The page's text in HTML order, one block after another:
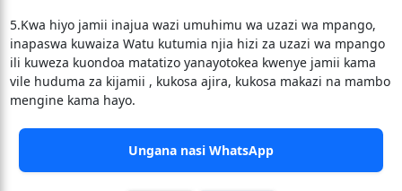
5.Kwa hiyo jamii inajua wazi umuhimu wa uzazi wa mpango,
inapaswa kuwaiza Watu kutumia njia hizi za uzazi wa mpango
ili kuweza kuondoa matatizo yanayotokea kwenye jamii kama
vile huduma za kijamii , kukosa ajira, kukosa makazi na mambo
mengine kama hayo.
Ungana nasi WhatsApp